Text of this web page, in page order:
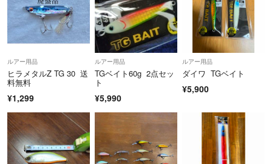
ルアー用品
ヒラメタルZ TG 30 送
料無料
¥1,299
ルアー用品
TGベイト60g 2点セッ
ト
¥5,990
ルアー用品
ダイワ TGベイト
¥5,900